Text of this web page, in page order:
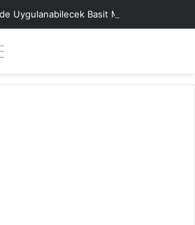
Uygulanabilecek Basit Maskeler